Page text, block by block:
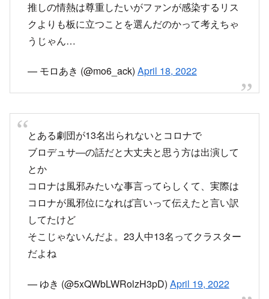
とある劇団が13名出られないとコロナで
ブロデュサ―の話だと大丈夫と思う方は出演して
コロナが風邪位になれば言いって伝えたと言い訳
してたけど
そこじゃないんだよ。23人中13名ってクラスター
だよね
— ゆき (@5xQWbLWRolzH3pD)April 19, 2022
コロナ絡みで舞台のキャストがたくさん降板した
ど結局お互いにわかり合えない者同士で舞台やっ